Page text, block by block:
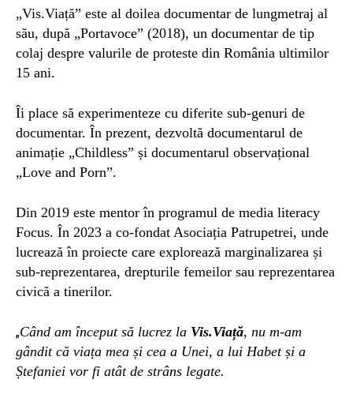
„Vis.Viață” este al doilea documentar de lungmetraj al
său, după „Portavoce” (2018), un documentar de tip
colaj despre valurile de proteste din România ultimilor
15 ani.
Îi place să experimenteze cu diferite sub-genuri de
documentar. În prezent, dezvoltă documentarul de
animație „Childless” și documentarul observațional
„Love and Porn”.
Din 2019 este mentor în programul de media literacy
Focus. În 2023 a co-fondat Asociația Patrupetrei, unde
lucrează în proiecte care explorează marginalizarea și
sub-reprezentarea, drepturile femeilor sau reprezentarea
civică a tinerilor.
„Când am început să lucrez la Vis.Viață, nu m-am
gândit că viața mea și cea a Unei, a lui Habet și a
Ștefaniei vor fi atât de strâns legate.